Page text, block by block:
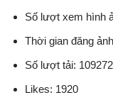
Số lượt xem hình
Thời gian đăng
Số lượt tải: 109272
Likes: 1920